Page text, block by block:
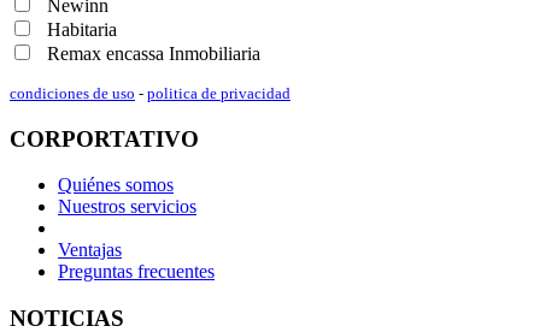
Newinn
Habitaria
Remax encassa Inmobiliaria
condiciones de uso - politica de privacidad
CORPORTATIVO
Quiénes somos
Nuestros servicios
Ventajas
Preguntas frecuentes
NOTICIAS